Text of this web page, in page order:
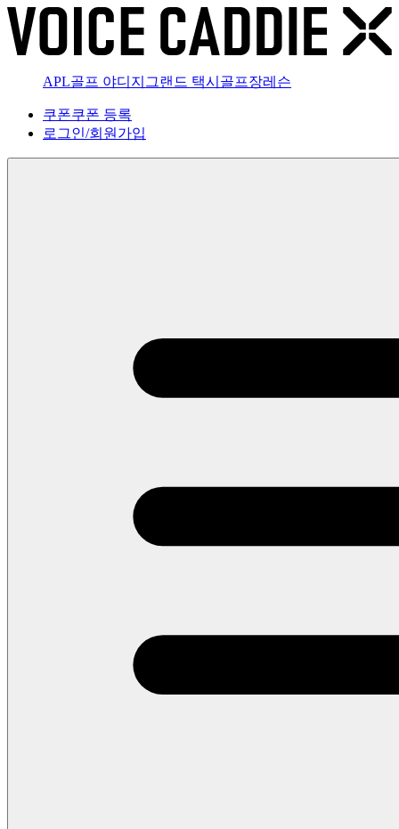
APL골프 야디지 그랜드 택시 골프장레슨
쿠폰쿠폰 등록
로그인/회원가입